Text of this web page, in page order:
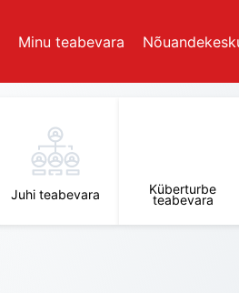
Minu teabevara
Juhi teabevara Küberturbe
teabevara